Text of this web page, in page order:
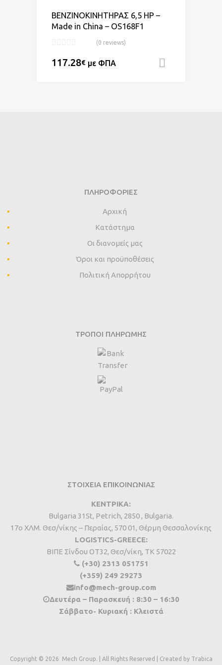
ΒΕΝΖΙΝΟΚΙΝΗΤΗΡΑΣ 6,5 HP –
Made in China – OS168F1
(0 reviews)
117.28€ με ΦΠΑ
ΠΛΗΡΟΦΟΡΊΕΣ
Αρχική
Κατάστημα
Οι διανομείς μας
Όροι και προϋποθέσεις
Πολιτική Απορρήτου
ΤΡΌΠΟΙ ΠΛΗΡΩΜΉΣ
ΣΤΟΙΧΕΙΑ ΕΠΙΚΟΙΝΩΝΙΑΣ
ΚΕΝΤΡΙΚΑ:
Bulgaria 31St, Petrich, 2850 , Bulgaria.
17ο ΧΛΜ. Θεσ/νίκης – Περαίας, 570 01, Θέρμη Θεσσαλονίκης
LOGISTICS-GREECE:
BIΠΕ Σίνδου ΟΤ32, Θεσ/νίκη, ΤΚ 57022
(+30) 2313 051751
(+359) 249 29273
info@mech-group.com
Δευτέρα – Παρασκευή : 8:30 – 16:30
Σάββατο- Κυριακή : Κλειστά
Copyright © 2026 Mech Group. | All Rights Reserved | Created by Trabica